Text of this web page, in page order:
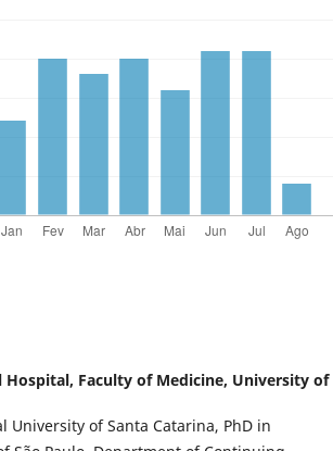
Hospital, Faculty of Medicine, University of
University of Santa Catarina, PhD in